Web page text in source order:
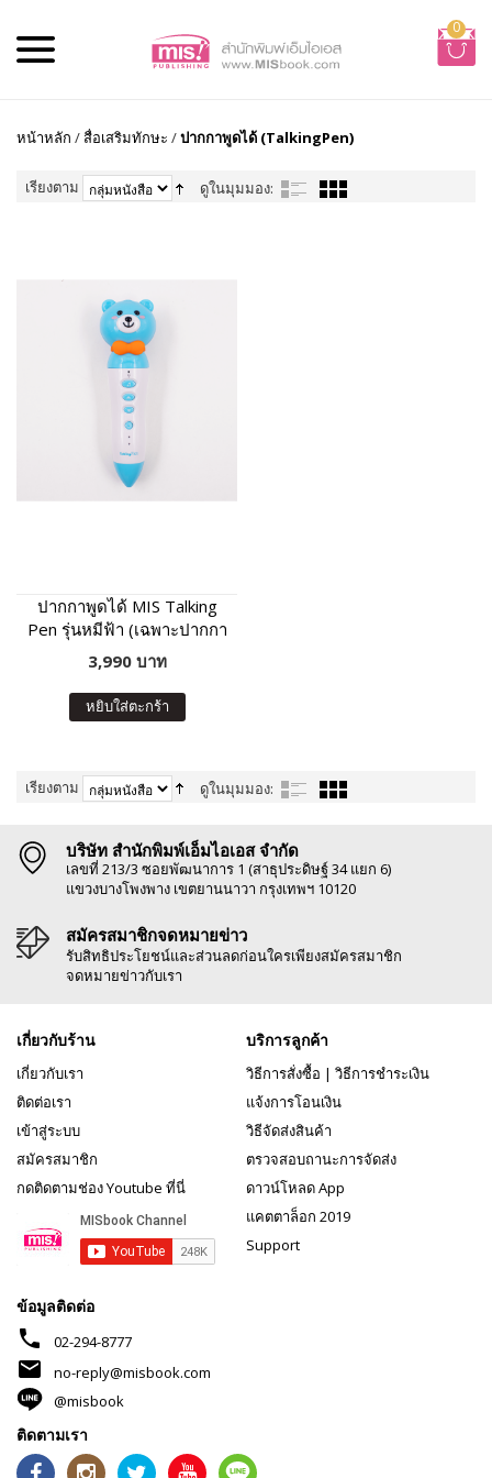
0
หน้าหลัก /สื่อเสริมทักษะ /ปากกาพูดได้ (TalkingPen)
เรียงตาม ดูในมุมมอง:
ปากกาพูดได้ MIS Talking
Pen รุ่นหมีฟ้า (เฉพาะปากกา
พูดได้ ไม่มีหนังสือในชุด)
3,990 บาท
หยิบใส่ตะกร้า
เรียงตาม ดูในมุมมอง:
บริษัท สำนักพิมพ์เอ็มไอเอส จำกัด
เลขที่ 213/3 ซอยพัฒนาการ 1 (สาธุประดิษฐ์ 34 แยก 6)
แขวงบางโพงพาง เขตยานนาวา กรุงเทพฯ 10120
สมัครสมาชิกจดหมายข่าว
รับสิทธิประโยชน์และส่วนลดก่อนใครเพียงสมัครสมาชิก
จดหมายข่าวกับเรา
เกี่ยวกับร้าน
เกี่ยวกับเรา
ติดต่อเรา
เข้าสู่ระบบ
สมัครสมาชิก
กดติดตามช่อง Youtube ที่นี่
บริการลูกค้า
วิธีการสั่งซื้อ | วิธีการชำระเงิน
แจ้งการโอนเงิน
วิธีจัดส่งสินค้า
ตรวจสอบถานะการจัดส่ง
ดาวน์โหลด App
แคตตาล็อก 2019
Support
ข้อมูลติดต่อ
phone 02-294-8777
mail
no-reply@misbook.com
@misbook
ติดตามเรา